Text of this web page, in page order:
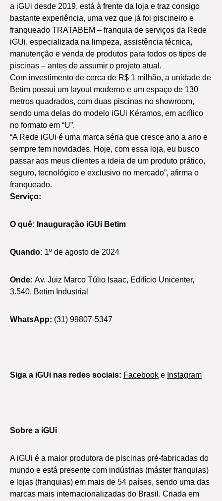
a iGUi desde 2019, está à frente da loja e traz consigo
bastante experiência, uma vez que já foi piscineiro e
franqueado TRATABEM – franquia de serviços da Rede
iGUi, especializada na limpeza, assistência técnica,
manutenção e venda de produtos para todos os tipos de
piscinas – antes de assumir o projeto atual.
Com investimento de cerca de R$ 1 milhão, a unidade de
Betim possui um layout moderno e um espaço de 130
metros quadrados, com duas piscinas no showroom,
sendo uma delas do modelo iGUi Kéramos, em acrílico
no formato em “U”.
“A Rede iGUi é uma marca séria que cresce ano a ano e
sempre tem novidades. Hoje, com essa loja, eu busco
passar aos meus clientes a ideia de um produto prático,
seguro, tecnológico e exclusivo no mercado”, afirma o
franqueado.
Serviço:
O quê: Inauguração iGUi Betim
Quando: 1º de agosto de 2024
Onde: Av. Juiz Marco Túlio Isaac, Edifício Unicenter,
3.540, Betim Industrial
WhatsApp: (31) 99807-5347
Siga a iGUi nas redes sociais: Facebook e Instagram
Sobre a iGUi
A iGUi é a maior produtora de piscinas pré-fabricadas do
mundo e está presente com indústrias (máster franquias)
e lojas (franquias) em mais de 54 países, sendo uma das
marcas mais internacionalizadas do Brasil. Criada em